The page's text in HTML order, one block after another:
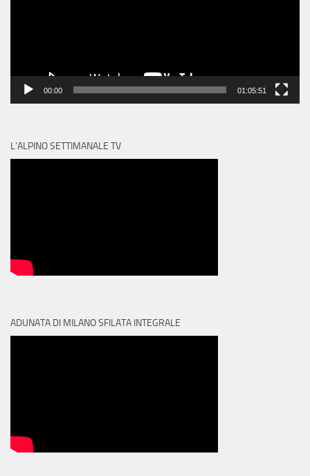
00:00 01:05:51
L’ALPINO SETTIMANALE TV
ADUNATA DI MILANO SFILATA INTEGRALE